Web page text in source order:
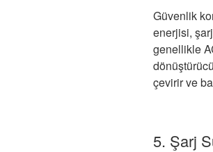
Güvenlik
enerjisi,
genellikle
çevirir ve
5. Şarj